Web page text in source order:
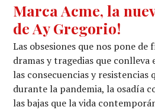
Marca Acme, la
de Ay Gregorio!
Las obsesiones que nos pone
dramas y tragedias que conlleva
las consecuencias y resistencias
durante la pandemia, la osadía
las bajas que la vida